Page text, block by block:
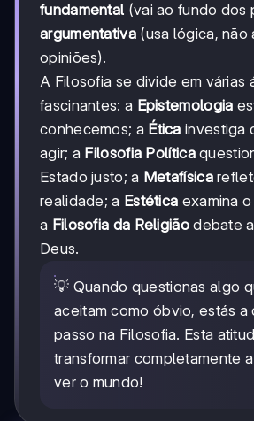
fundamental (vai ao fundo dos
argumentativa(usa lógica, não
opiniões).
A Filosofia se divide em várias
fascinantes: a Epistemologia
conhecemos; a Ética investiga
agir; a Filosofia Política
Estado justo; a Metafísica
realidade; a Estética examina
a Filosofia da Religiãodebate
Deus.
💡 Quando questionas algo
aceitam como óbvio, estás a
passo na Filosofia. Esta
transformar completamente
ver o mundo!